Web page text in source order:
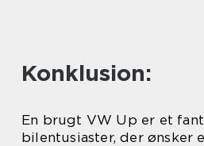
Konklusion:
En brugt VW Up er et
bilentusiaster, der ønsker